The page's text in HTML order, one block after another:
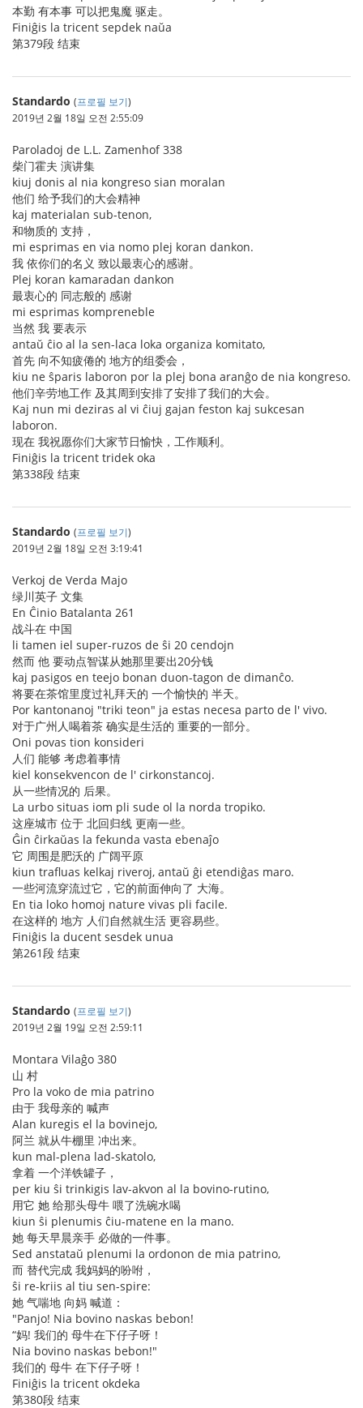
本勤 有本事 可以把鬼魔 驱走。
Finiĝis la tricent sepdek naŭa
第379段 结束
Standardo (프로필 보기)
2019년 2월 18일 오전 2:55:09
Paroladoj de L.L. Zamenhof 338
柴门霍夫 演讲集
kiuj donis al nia kongreso sian moralan
他们 给予我们的大会精神
kaj materialan sub-tenon,
和物质的 支持，
mi esprimas en via nomo plej koran dankon.
我 依你们的名义 致以最衷心的感谢。
Plej koran kamaradan dankon
最衷心的 同志般的 感谢
mi esprimas kompreneble
当然 我 要表示
antaŭ ĉio al la sen-laca loka organiza komitato,
首先 向不知疲倦的 地方的组委会，
kiu ne ŝparis laboron por la plej bona aranĝo de nia kongreso.
他们辛劳地工作 及其周到安排了安排了我们的大会。
Kaj nun mi deziras al vi ĉiuj gajan feston kaj sukcesan
laboron.
现在 我祝愿你们大家节日愉快，工作顺利。
Finiĝis la tricent tridek oka
第338段 结束
Standardo (프로필 보기)
2019년 2월 18일 오전 3:19:41
Verkoj de Verda Majo
绿川英子 文集
En Ĉinio Batalanta 261
战斗在 中国
li tamen iel super-ruzos de ŝi 20 cendojn
然而 他 要动点智谋从她那里要出20分钱
kaj pasigos en teejo bonan duon-tagon de dimanĉo.
将要在茶馆里度过礼拜天的 一个愉快的 半天。
Por kantonanoj "triki teon" ja estas necesa parto de l' vivo.
对于广州人喝着茶 确实是生活的 重要的一部分。
Oni povas tion konsideri
人们 能够 考虑着事情
kiel konsekvencon de l' cirkonstancoj.
从一些情况的 后果。
La urbo situas iom pli sude ol la norda tropiko.
这座城市 位于 北回归线 更南一些。
Ĝin ĉirkaŭas la fekunda vasta ebenaĵo
它 周围是肥沃的 广阔平原
kiun trafluas kelkaj riveroj, antaŭ ĝi etendiĝas maro.
一些河流穿流过它，它的前面伸向了 大海。
En tia loko homoj nature vivas pli facile.
在这样的 地方 人们自然就生活 更容易些。
Finiĝis la ducent sesdek unua
第261段 结束
Standardo (프로필 보기)
2019년 2월 19일 오전 2:59:11
Montara Vilaĝo 380
山 村
Pro la voko de mia patrino
由于 我母亲的 喊声
Alan kuregis el la bovinejo,
阿兰 就从牛棚里 冲出来。
kun mal-plena lad-skatolo,
拿着 一个洋铁罐子，
per kiu ŝi trinkigis lav-akvon al la bovino-rutino,
用它 她 给那头母牛 喂了洗碗水喝
kiun ŝi plenumis ĉiu-matene en la mano.
她 每天早晨亲手 必做的一件事。
Sed anstataŭ plenumi la ordonon de mia patrino,
而 替代完成 我妈妈的吩咐，
ŝi re-kriis al tiu sen-spire:
她 气喘地 向妈 喊道：
"Panjo! Nia bovino naskas bebon!
“妈! 我们的 母牛在下仔子呀！
Nia bovino naskas bebon!"
我们的 母牛 在下仔子呀！
Finiĝis la tricent okdeka
第380段 结束